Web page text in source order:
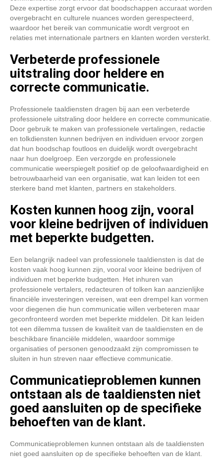
Deze expertise zorgt ervoor dat boodschappen accuraat worden
overgebracht en culturele nuances worden gerespecteerd,
waardoor het bereik van communicatie wordt vergroot en
relaties met internationale partners en klanten worden versterkt.
Verbeterde professionele
uitstraling door heldere en
correcte communicatie.
Professionele taaldiensten dragen bij aan een verbeterde
professionele uitstraling door heldere en correcte communicatie.
Door gebruik te maken van professionele vertalingen, redactie
en tolkdiensten kunnen bedrijven en individuen ervoor zorgen
dat hun boodschap foutloos en duidelijk wordt overgebracht
naar hun doelgroep. Een verzorgde en professionele
communicatie weerspiegelt positief op de geloofwaardigheid en
betrouwbaarheid van een organisatie, wat kan leiden tot een
sterkere band met klanten, partners en stakeholders.
Kosten kunnen hoog zijn, vooral
voor kleine bedrijven of individuen
met beperkte budgetten.
Een belangrijk nadeel van professionele taaldiensten is dat de
kosten vaak hoog kunnen zijn, vooral voor kleine bedrijven of
individuen met beperkte budgetten. Het inhuren van
professionele vertalers, redacteuren of tolken kan aanzienlijke
financiële investeringen vereisen, wat een drempel kan vormen
voor diegenen die hun communicatie willen verbeteren maar
geconfronteerd worden met beperkte middelen. Dit kan leiden
tot een dilemma tussen de kwaliteit van de taaldiensten en de
beschikbare financiële middelen, waardoor sommige
organisaties of personen genoodzaakt zijn compromissen te
sluiten in hun streven naar effectieve communicatie.
Communicatieproblemen kunnen
ontstaan als de taaldiensten niet
goed aansluiten op de specifieke
behoeften van de klant.
Communicatieproblemen kunnen ontstaan als de taaldiensten
niet goed aansluiten op de specifieke behoeften van de klant.